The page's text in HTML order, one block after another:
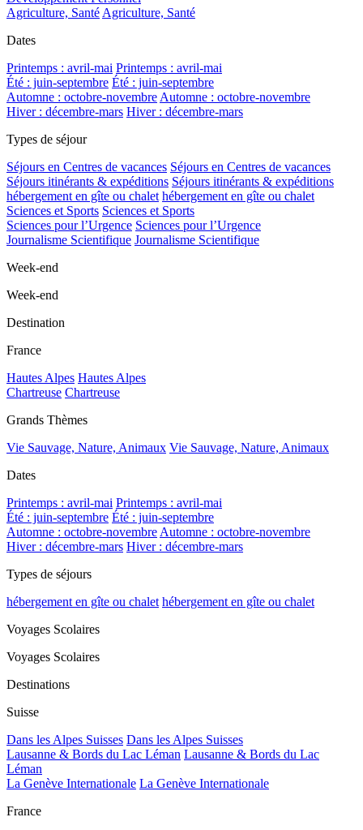
Agriculture, Santé Agriculture, Santé
Dates
Printemps : avril-mai Printemps : avril-mai
Été : juin-septembre Été : juin-septembre
Automne : octobre-novembre Automne : octobre-novembre
Hiver : décembre-mars Hiver : décembre-mars
Types de séjour
Séjours en Centres de vacances Séjours en Centres de vacances
Séjours itinérants & expéditions Séjours itinérants & expéditions
hébergement en gîte ou chalet hébergement en gîte ou chalet
Sciences et Sports Sciences et Sports
Sciences pour l’Urgence Sciences pour l’Urgence
Journalisme Scientifique Journalisme Scientifique
Week-end
Week-end
Destination
France
Hautes Alpes Hautes Alpes
Chartreuse Chartreuse
Grands Thèmes
Vie Sauvage, Nature, Animaux Vie Sauvage, Nature, Animaux
Dates
Printemps : avril-mai Printemps : avril-mai
Été : juin-septembre Été : juin-septembre
Automne : octobre-novembre Automne : octobre-novembre
Hiver : décembre-mars Hiver : décembre-mars
Types de séjours
hébergement en gîte ou chalet hébergement en gîte ou chalet
Voyages Scolaires
Voyages Scolaires
Destinations
Suisse
Dans les Alpes Suisses Dans les Alpes Suisses
Lausanne & Bords du Lac Léman Lausanne & Bords du Lac
Léman
La Genève Internationale La Genève Internationale
France